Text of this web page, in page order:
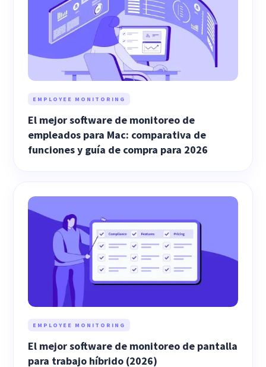
EMPLOYEE MONITORING
El mejor software de monitoreo de
empleados para Mac: comparativa de
funciones y guía de compra para 2026
EMPLOYEE MONITORING
El mejor software de monitoreo de pantalla
para trabajo híbrido (2026)